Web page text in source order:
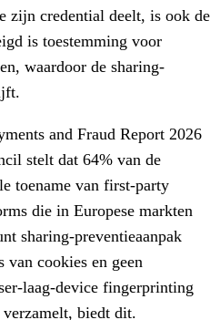
zijn credential deelt, is ook de
is toestemming voor
waardoor de sharing-
and Fraud Report 2026
stelt dat 64% van de
toename van first-party
die in Europese markten
sharing-preventieaanpak
cookies en geen
laag-device fingerprinting
verzamelt, biedt dit.